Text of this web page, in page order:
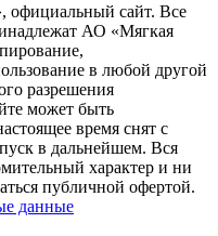
официальный сайт. Все
АО «Мягкая
в любой другой
разрешения
может быть
время снят с
в дальнейшем. Вся
характер и ни
публичной офертой.
данные